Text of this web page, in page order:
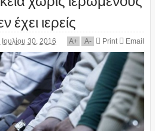
έχει ιερείς
30, 2016 A+ A- Print Email